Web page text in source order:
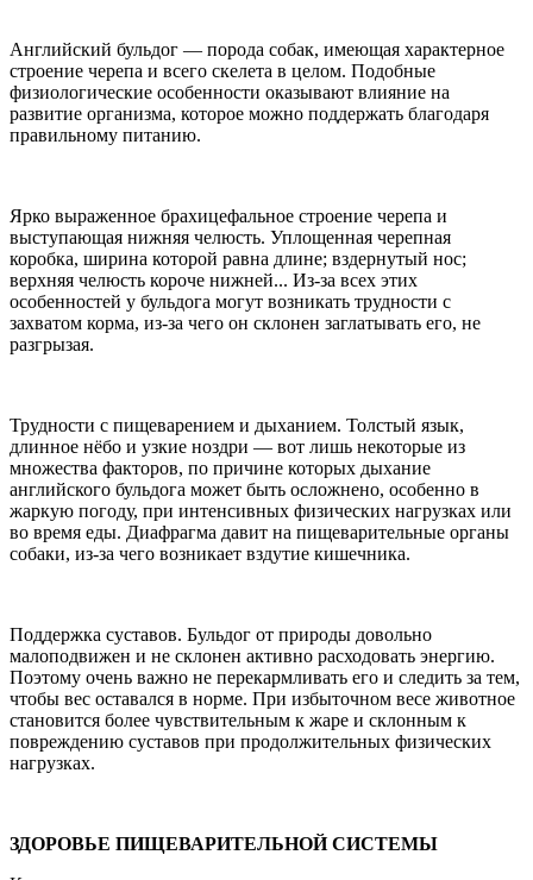
Английский бульдог — порода собак, имеющая характерное
строение черепа и всего скелета в целом. Подобные
физиологические особенности оказывают влияние на
развитие организма, которое можно поддержать благодаря
правильному питанию.
Ярко выраженное брахицефальное строение черепа и
выступающая нижняя челюсть. Уплощенная черепная
коробка, ширина которой равна длине; вздернутый нос;
верхняя челюсть короче нижней... Из-за всех этих
особенностей у бульдога могут возникать трудности с
захватом корма, из-за чего он склонен заглатывать его, не
разгрызая.
Трудности с пищеварением и дыханием. Толстый язык,
длинное нёбо и узкие ноздри — вот лишь некоторые из
множества факторов, по причине которых дыхание
английского бульдога может быть осложнено, особенно в
жаркую погоду, при интенсивных физических нагрузках или
во время еды. Диафрагма давит на пищеварительные органы
собаки, из-за чего возникает вздутие кишечника.
Поддержка суставов. Бульдог от природы довольно
малоподвижен и не склонен активно расходовать энергию.
Поэтому очень важно не перекармливать его и следить за тем,
чтобы вес оставался в норме. При избыточном весе животное
становится более чувствительным к жаре и склонным к
повреждению суставов при продолжительных физических
нагрузках.
ЗДОРОВЬЕ ПИЩЕВАРИТЕЛЬНОЙ СИСТЕМЫ